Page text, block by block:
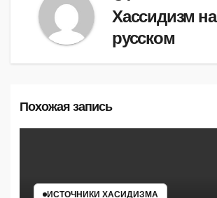
Хассидизм на
русском
Похожая запись
ИСТОЧНИКИ ХАСИДИЗМА